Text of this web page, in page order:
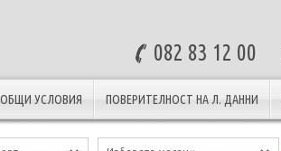
082 83 12 00
ОБЩИ УСЛОВИЯ ПОВЕРИТЕЛНОСТ НА Л. ДАННИ